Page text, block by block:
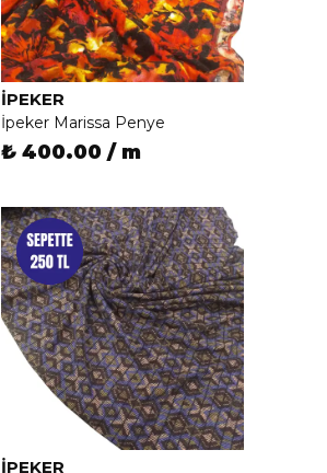
İPEKER
İpeker Marissa Penye
₺ 400.00 / m
İPEKER